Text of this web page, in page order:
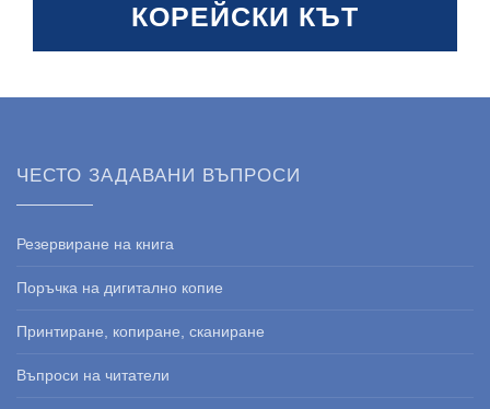
КОРЕЙСКИ КЪТ
ЧЕСТО ЗАДАВАНИ ВЪПРОСИ
Резервиране на книга
Поръчка на дигитално копие
Принтиране, копиране, сканиране
Въпроси на читатели